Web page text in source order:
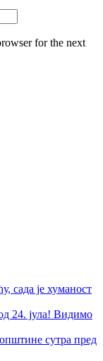
for the next
сада је хуманост
24. јула! Видимо
сутра пред